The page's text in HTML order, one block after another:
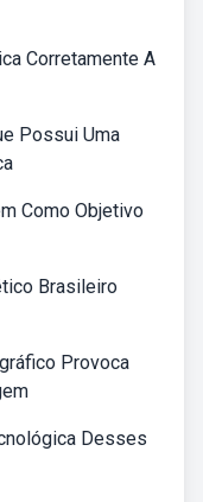
Corretamente A
Possui Uma
Como Objetivo
Brasileiro
Provoca
Desses